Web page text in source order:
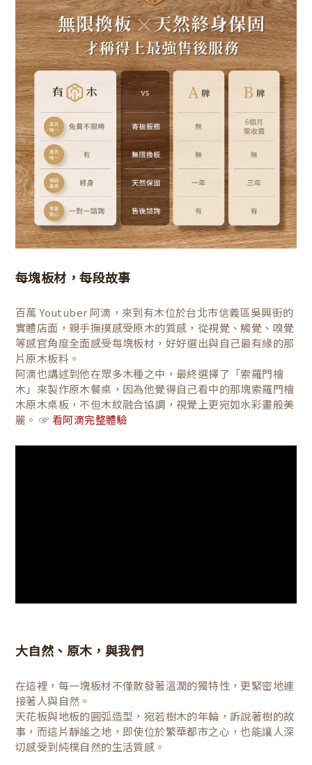
每塊板材，每段故事
百萬 Youtuber 阿滴，來到有木位於台北市信義區吳興街的
實體店面，親手撫摸感受原木的質感，從視覺、觸覺、嗅覺
等感官角度全面感受每塊板材，好好選出與自己最有緣的那
片原木板料。
阿滴也講述到他在眾多木種之中，最終選擇了「索羅門檜
木」來製作原木餐桌，因為他覺得自己看中的那塊索羅門檜
木原木桌板，不但木紋融合協調，視覺上更宛如水彩畫般美
麗。 ☞ 看阿滴完整體驗
大自然、原木，與我們
在這裡，每一塊板材不僅散發著溫潤的獨特性，更緊密地連
接著人與自然。
天花板與地板的圓弧造型，宛若樹木的年輪，訴說著樹的故
事，而這片靜謐之地，即使位於繁華都市之心，也能讓人深
切感受到純樸自然的生活質感。